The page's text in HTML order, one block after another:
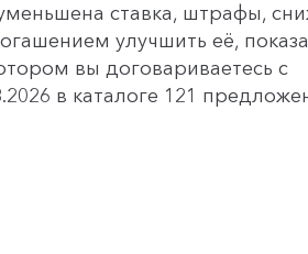
ставка, штрафы,
улучшить её,
вы договариваетесь с
в каталоге 121